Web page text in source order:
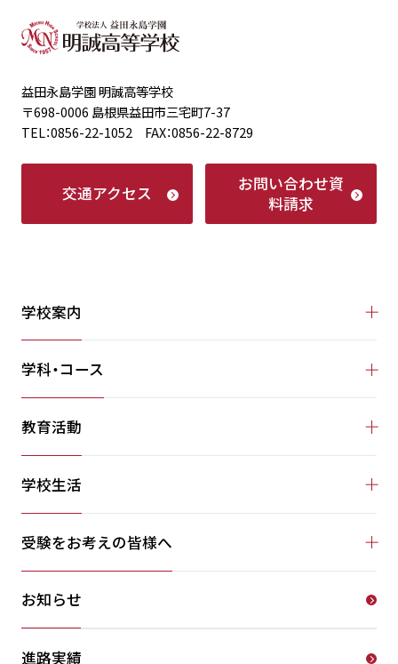
益田永島学園 明誠高等学校
〒698-0006 島根県益田市三宅町7-37
TEL：0856-22-1052 FAX：0856-22-8729
交通アクセス お問い合わせ資
料請求
学校案内
学科・コース
教育活動
学校生活
受験をお考えの皆様へ
お知らせ
進路実績